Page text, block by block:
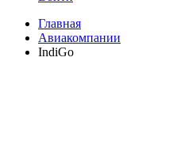
Главная
Авиакомпании
IndiGo